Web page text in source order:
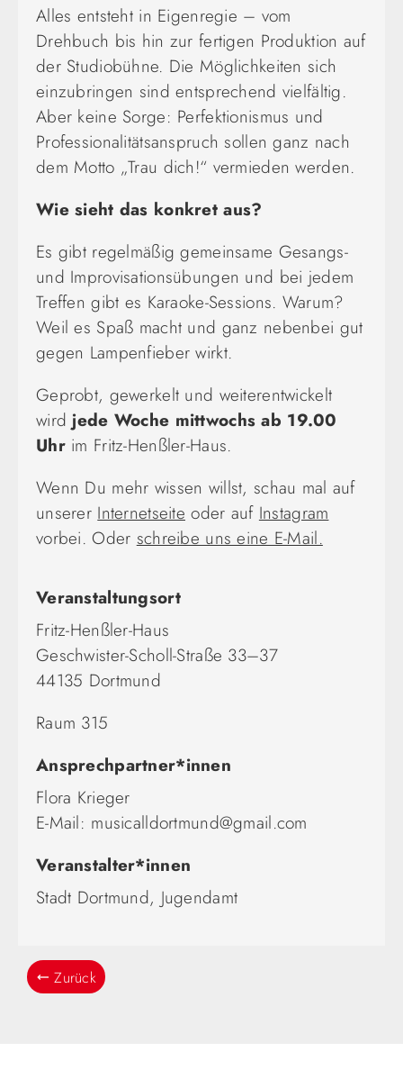
Alles entsteht in Eigenregie – vom
Drehbuch bis hin zur fertigen Produktion auf
der Studiobühne. Die Möglichkeiten sich
einzubringen sind entsprechend vielfältig.
Aber keine Sorge: Perfektionismus und
Professionalitätsanspruch sollen ganz nach
dem Motto „Trau dich!“ vermieden werden.
Wie sieht das konkret aus?
Es gibt regelmäßig gemeinsame Gesangs-
und Improvisationsübungen und bei jedem
Treffen gibt es Karaoke-Sessions. Warum?
Weil es Spaß macht und ganz nebenbei gut
gegen Lampenfieber wirkt.
Geprobt, gewerkelt und weiterentwickelt
wird jede Woche mittwochs ab 19.00
Uhrim Fritz-Henßler-Haus.
Wenn Du mehr wissen willst, schau mal auf
unserer Internetseite oder auf Instagram
vorbei. Oder schreibe uns eine E-Mail.
Veranstaltungsort
Fritz-Henßler-Haus
Geschwister-Scholl-Straße 33–37
44135 Dortmund
Raum 315
Ansprechpartner*innen
Flora Krieger
E-Mail: musicalldortmund@gmail.com
Veranstalter*innen
Stadt Dortmund, Jugendamt
Zurück